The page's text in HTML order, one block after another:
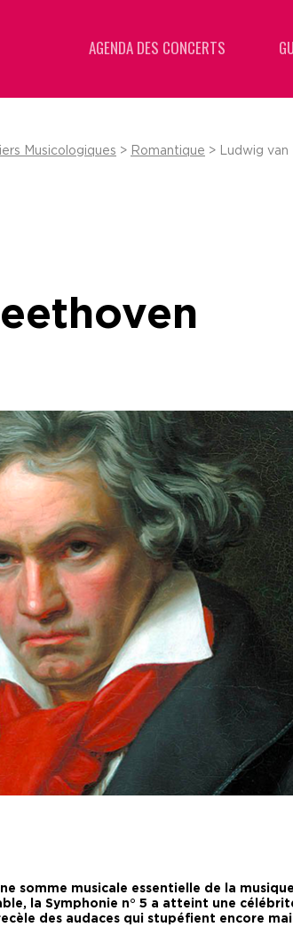
AGENDA DES CONCERTS
Musicologiques > Romantique > Ludwig van
somme musicale essentielle de la musique
la Symphonie n° 5 a atteint une
des audaces qui stupéfient encore